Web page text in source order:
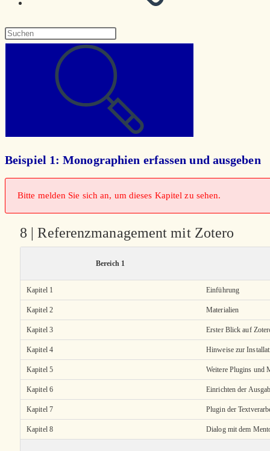
Diese
durchsuchen
Beispiel 1: Monographien erfassen und ausgeben
Bitte melden Sie sich an, um dieses Kapitel zu sehen.
8 | Referenzmanagement mit Zotero
Bereich 1
Kapitel 1 Einführung
Kapitel 2 Materialien
Kapitel 3 Erster Blick auf
Kapitel 4 Hinweise zur
Kapitel 5 Weitere Plugins und
Kapitel 6 Einrichten der
Kapitel 7 Plugin der
Kapitel 8 Dialog mit dem